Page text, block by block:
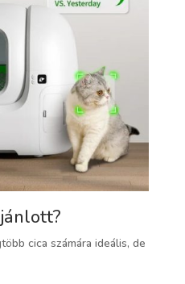
cica számára ideális, de